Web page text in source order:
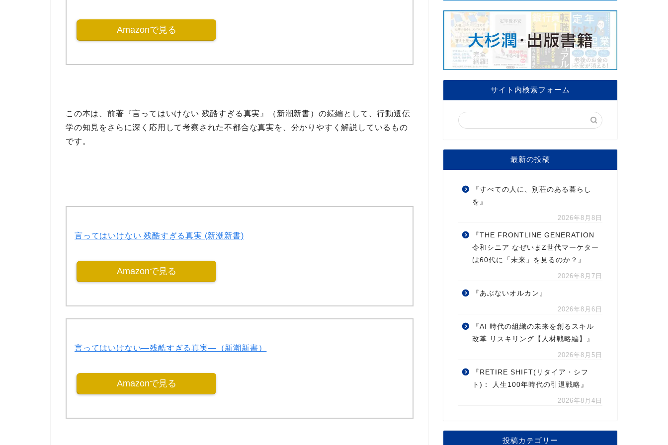
Amazonで見る
この本は、前著 『言ってはいけない 残酷すぎる真実』（新潮新書）の続編として、行動遺伝
学の知見 をさらに深く応用して考察された不都合な真実 を、分かりやすく解説しているもの
です。
言ってはいけない 残酷すぎる真実 (新潮新書)
Amazonで見る
言ってはいけない―残酷すぎる真実―（新潮新書）
Amazonで見る
サイト内検索フォーム
最新の投稿
『すべての人に、別荘のある暮らし
を』
2026年8月8日
『THE FRONTLINE GENERATION
令和シニア なぜいまZ世代マーケター
は60代に「未来」を見るのか？』
2026年8月7日
『あぶないオルカン』
2026年8月6日
『AI 時代の組織の未来を創るスキル
改革 リスキリング【人材戦略編】』
2026年8月5日
『RETIRE SHIFT(リタイア・シフ
ト)： 人生100年時代の引退戦略』
2026年8月4日
投稿カテゴリー